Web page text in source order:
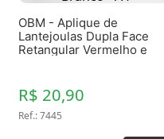
OBM - Aplique de
Lantejoulas Dupla Face
Retangular Vermelho e
R$ 20,90
Ref.:7445